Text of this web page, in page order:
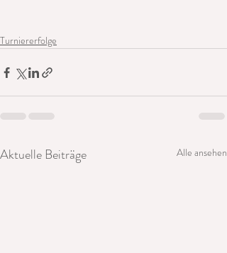
Turniererfolge
Aktuelle Beiträge Alle ansehen